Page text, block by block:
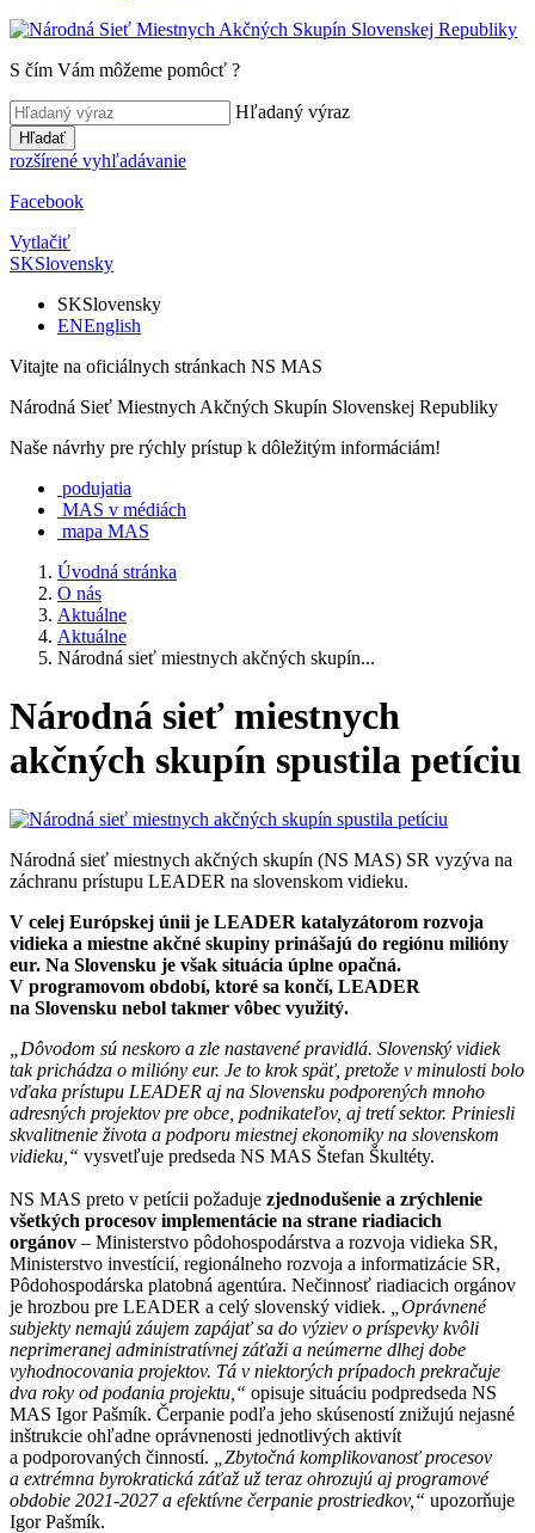
S čím Vám môžeme pomôcť ?
Hľadaný výraz
Hľadať
rozšírené vyhľadávanie
Facebook
Vytlačiť
SKSlovensky
SKSlovensky
ENEnglish
Vitajte na oficiálnych stránkach NS MAS
Národná Sieť Miestnych Akčných Skupín Slovenskej Republiky
Naše návrhy pre rýchly prístup k dôležitým informáciám!
podujatia
MAS v médiách
mapa MAS
Úvodná stránka
O nás
Aktuálne
Aktuálne
Národná sieť miestnych akčných skupín...
Národná sieť miestnych
akčných skupín spustila petíciu
Národná sieť miestnych akčných skupín (NS MAS) SR vyzýva na
záchranu prístupu LEADER na slovenskom vidieku.
V celej Európskej únii je LEADER katalyzátorom rozvoja
vidieka a miestne akčné skupiny prinášajú do regiónu milióny
eur. Na Slovensku je však situácia úplne opačná.
V programovom období, ktoré sa končí, LEADER
na Slovensku nebol takmer vôbec využitý.
„Dôvodom sú neskoro a zle nastavené pravidlá. Slovenský vidiek
tak prichádza o milióny eur. Je to krok späť, pretože v minulosti bolo
vďaka prístupu LEADER aj na Slovensku podporených mnoho
adresných projektov pre obce, podnikateľov, aj tretí sektor. Priniesli
skvalitnenie života a podporu miestnej ekonomiky na slovenskom
vidieku,“ vysvetľuje predseda NS MAS Štefan Škultéty.
NS MAS preto v petícii požaduje zjednodušenie a zrýchlenie
všetkých procesov implementácie na strane riadiacich
orgánov – Ministerstvo pôdohospodárstva a rozvoja vidieka SR,
Ministerstvo investícií, regionálneho rozvoja a informatizácie SR,
Pôdohospodárska platobná agentúra. Nečinnosť riadiacich orgánov
je hrozbou pre LEADER a celý slovenský vidiek.
„Oprávnené
subjekty nemajú záujem zapájať sa do výziev o príspevky kvôli
neprimeranej administratívnej záťaži a neúmerne dlhej dobe
vyhodnocovania projektov. Tá v niektorých prípadoch prekračuje
dva roky od podania projektu,“ opisuje situáciu podpredseda NS
MAS Igor Pašmík. Čerpanie podľa jeho skúseností znižujú nejasné
inštrukcie ohľadne oprávnenosti jednotlivých aktivít
a podporovaných činností.
„Zbytočná komplikovanosť procesov
a extrémna byrokratická záťaž už teraz ohrozujú aj programové
obdobie 2021-2027 a efektívne čerpanie prostriedkov,“ upozorňuje
Igor Pašmík.